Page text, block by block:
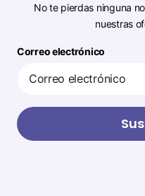
No te pierdas ninguna
nuestras
Correo electrónico